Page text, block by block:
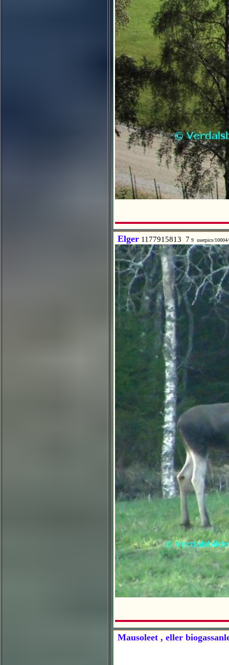
Elger 1177915813 7 9 userpics/
Mausoleet , eller